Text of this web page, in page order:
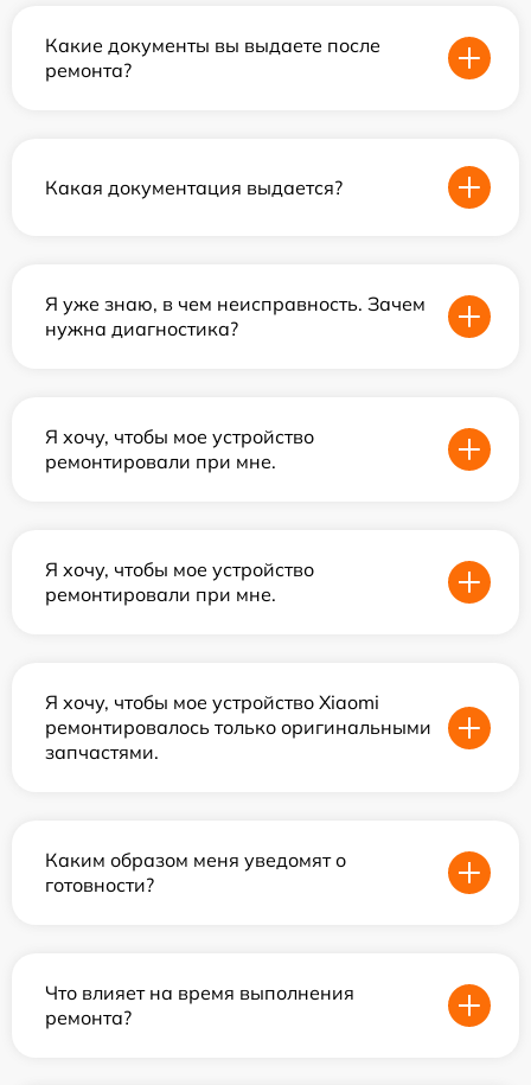
Какие документы вы выдаете после
ремонта?
Какая документация выдается?
Я уже знаю, в чем неисправность. Зачем
нужна диагностика?
Я хочу, чтобы мое устройство
ремонтировали при мне.
Я хочу, чтобы мое устройство
ремонтировали при мне.
Я хочу, чтобы мое устройство Xiaomi
ремонтировалось только оригинальными
запчастями.
Каким образом меня уведомят о
готовности?
Что влияет на время выполнения
ремонта?